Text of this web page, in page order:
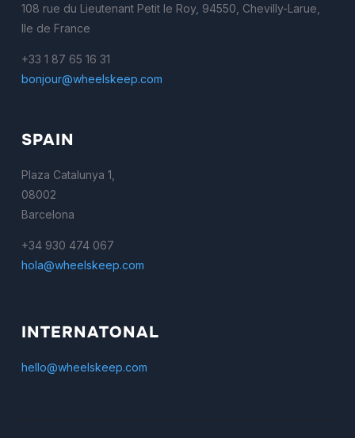
108 rue du Lieutenant Petit le Roy, 94550, Chevilly-Larue,
Ile de France
+33 1 87 65 16 31
bonjour@wheelskeep.com
SPAIN
Plaza Catalunya 1,
08002
Barcelona
+34 930 474 067
hola@wheelskeep.com
INTERNATONAL
hello@wheelskeep.com